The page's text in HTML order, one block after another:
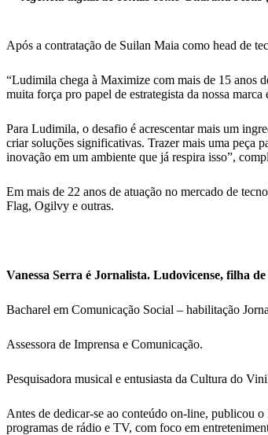
Após a contratação de Suilan Maia como head de
“Ludimila chega à Maximize com mais de 15 anos
muita força pro papel de estrategista da nossa
Para Ludimila, o desafio é acrescentar mais um
criar soluções significativas. Trazer mais uma peça
inovação em um ambiente que já respira isso”,
Em mais de 22 anos de atuação no mercado de
Flag, Ogilvy e outras.
Vanessa Serra é Jornalista. Ludovicense, filha de
Bacharel em Comunicação Social – habilitação
Assessora de Imprensa e Comunicação.
Pesquisadora musical e entusiasta da Cultura do
Antes de dedicar-se ao conteúdo on-line, publicou
programas de rádio e TV, com foco em